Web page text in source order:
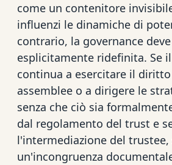
come un contenitore
influenzi le dinamiche di
contrario, la governance
esplicitamente ridefinita. Se
continua a esercitare il
assemblee o a dirigere le
senza che ciò sia
dal regolamento del trust e
l'intermediazione del trustee,
un'incongruenza